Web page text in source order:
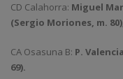
CD Calahorra: Miguel
(Sergio Moriones, m. 80)
CA Osasuna B: P.
69).